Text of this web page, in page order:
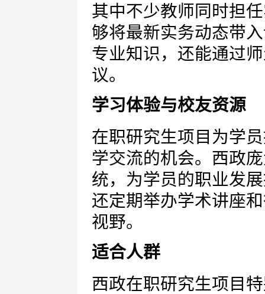
其中不少教师同时担
够将最新实务动态带
专业知识，还能通过
议。
学习体验与校友资源
在职研究生项目为学
学交流的机会。西政
统，为学员的职业发
还定期举办学术讲座
视野。
适合人群
西政在职研究生项目